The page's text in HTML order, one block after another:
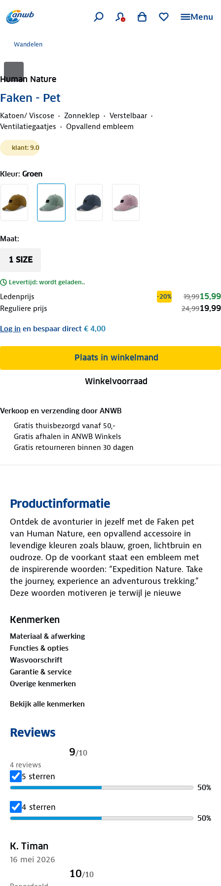
Menu
Wandelen
Human Nature
Faken - Pet
Katoen/ Viscose Zonneklep
Verstelbaar
Ventilatiegaatjes
Opvallend embleem
klant: 9.0
Kleur: Groen
Maat:
1 SIZE
Levertijd: wordt geladen..
Ledenprijs -20% 19,9915,99
Reguliere prijs 24,9919,99
Log in en bespaar direct € 4,00
Plaats in winkelmand
Winkelvoorraad
Verkoop en verzending door ANWB
Gratis thuisbezorgd vanaf 50,-
Gratis afhalen in ANWB Winkels
Gratis retourneren binnen 30 dagen
Productinformatie
Ontdek de avonturier in jezelf met de Faken pet
van Human Nature, een opvallend accessoire in
levendige kleuren zoals blauw, groen, lichtbruin en
oudroze. Op de voorkant staat een embleem met
de inspirerende woorden: “Expedition Nature. Take
the journey, experience an adventurous trekking.”
Deze woorden motiveren je terwijl je nieuwe
beschermt tegen de zon. Dankzij de verstelbare
achterkant zit hij prettig tijdens al je avonturen.
Omarm het buitenleven en maak een statement
met de Faken pet - jouw ideale keuze voor elk pad
dat je bewandelt.
L bruin, Blauw en Groen: 96% katoen, 4% Viscose
Kenmerken
Materiaal & afwerking
Functies & opties
Wasvoorschrift
Garantie & service
Overige kenmerken
Bekijk alle kenmerken
Reviews
9/10
4 reviews
5 sterren
50%
4 sterren
50%
K. Timan
16 mei 2026
10/10